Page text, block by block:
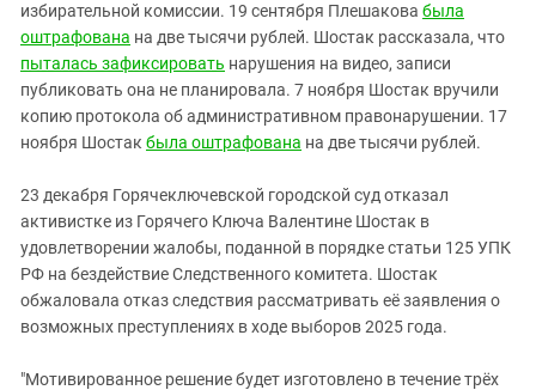
СКФО
Ставропольский край
Чечня
Южная Осетия
ЮФО
избирательной комиссии. 19 сентября Плешакова была
оштрафована на две тысячи рублей. Шостак рассказала, что
пыталась зафиксировать нарушения на видео, записи
публиковать она не планировала. 7 ноября Шостак вручили
копию протокола об административном правонарушении. 17
ноября Шостак была оштрафована на две тысячи рублей.
23 декабря Горячеключевской городской суд отказал
активистке из Горячего Ключа Валентине Шостак в
удовлетворении жалобы, поданной в порядке статьи 125 УПК
РФ на бездействие Следственного комитета. Шостак
обжаловала отказ следствия рассматривать её заявления о
возможных преступлениях в ходе выборов 2025 года.
"Мотивированное решение будет изготовлено в течение трёх